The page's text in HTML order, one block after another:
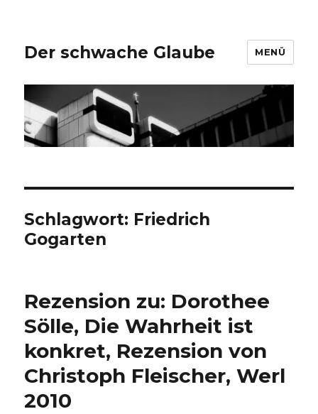
Der schwache Glaube MENÜ
Schlagwort: Friedrich
Gogarten
Rezension zu: Dorothee
Sölle, Die Wahrheit ist
konkret, Rezension von
Christoph Fleischer, Werl
2010